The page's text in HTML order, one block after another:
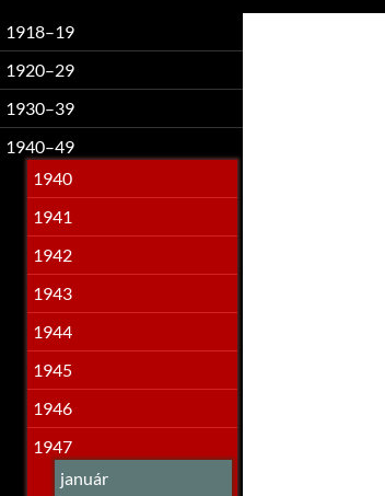
1918–19
1920–29
1930–39
1940–49
1940
1941
1942
1943
1944
1945
1946
1947
január